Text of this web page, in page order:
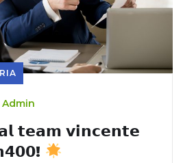
Admin
𝗮𝗹 𝘁𝗲𝗮𝗺 𝘃𝗶𝗻𝗰𝗲𝗻𝘁𝗲